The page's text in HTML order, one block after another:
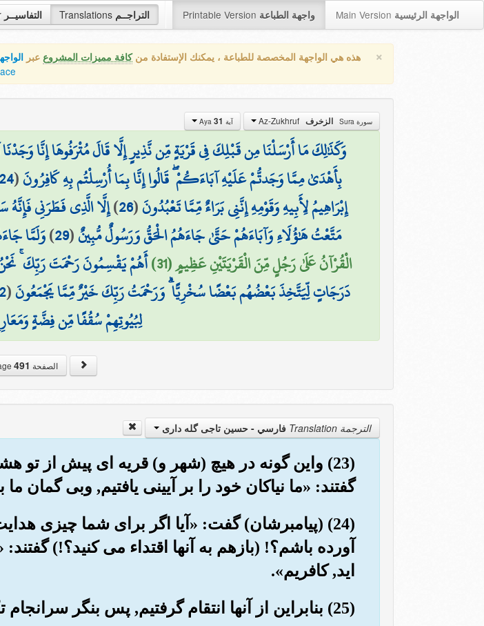
التفاسيــر Translations التراجــم Printable Version واجهة الطباعة Main Version الواجهة الرئيسية
× هذه هي الواجهة المخصصة للطباعة ، يمكنك الإستفادة منكافة مميزات المشروع عبر
سورة Sura الزخرف آية Aya 31
وَكَذَٰلِكَ مَا أَرْسَلْنَا مِن قَبْلِكَ فِي قَرْيَةٍ مِّن نَّذِيرٍ إِلَّا قَالَ مُتْرَفُوهَا إِنَّا وَجَدْنَا
بِأَهْدَىٰ مِمَّا وَجَدتُّمْ عَلَيْهِ آبَاءَكُمْ ۖ قَالُوا إِنَّا بِمَا أُرْسِلْتُم بِهِ كَافِرُونَ(
24
إِبْرَاهِيمُ لِأَبِيهِ وَقَوْمِهِ إِنَّنِي بَرَاءٌ مِّمَّا تَعْبُدُونَ(
26
)إِلَّا الَّذِي فَطَرَنِي
مَتَّعْتُ هَٰؤُلَاءِ وَآبَاءَهُمْ حَتَّىٰ جَاءَهُمُ الْحَقُّ وَرَسُولٌ مُّبِينٌ(
29
)وَلَمَّا
الْقُرْآنُ عَلَىٰ رَجُلٍ مِّنَ الْقَرْيَتَيْنِ عَظِيمٍ (31)
أَهُمْ يَقْسِمُونَ رَحْمَتَ رَبِّكَ ۚ نَحْنُ
دَرَجَاتٍ لِّيَتَّخِذَ بَعْضُهُم بَعْضًا سُخْرِيًّا ۗ وَرَحْمَتُ رَبِّكَ خَيْرٌ مِّمَّا يَجْمَعُونَ(
لِبُيُوتِهِمْ سُقُفًا مِّن فِضَّةٍ
الصفحة Page 491
الترجمة Translation فارسي - حسین تاجی گله داری
(23) واین گونه در هیچ (شهر و) قریه ای پیش از تو
گفتند: «ما نیاکان خود را بر آیینی یافتیم, وبی گمان ما
(24) (پیامبرشان) گفت: «آیا اگر برای شما چیزی
آورده باشم؟! (بازهم به آنها اقتداء می کنید؟!)
اید, کافریم».
(25) بنابراین از آنها انتقام گرفتیم, پس بنگر سرانجام تکذیب کنندگان چگونه بود!